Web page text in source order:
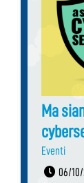
Ma
Eventi
06/